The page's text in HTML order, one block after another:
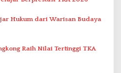
Hukum dari Warisan Budaya
Raih Nilai Tertinggi TKA